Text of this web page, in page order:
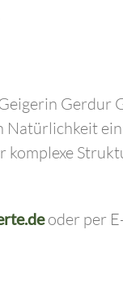
Natürlichkeit
komplexe
oder per